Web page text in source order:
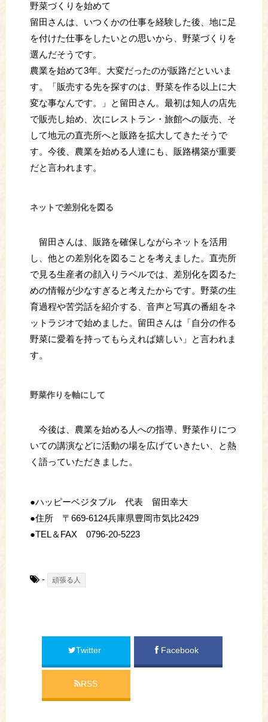
野菜づくりを始めて
留田さんは、いつくかの仕事を経験した後、地に足
を付けた仕事をしたいとの思いから、野菜づくりを
選んだそうです。
農業を始めて3年。大変だったのが販路だといいま
す。「販売する先を探すのは、野菜を作る以上に大
変な事なんです。」と留田さん。最初は知人の店先
で販売し始め、次にレストラン・旅館への販売、そ
して地元の直売所へと販路を拡大してきたそうで
す。今後、農業を始める人達にも、販路構築が重要
だと言われます。
ネットで差別化を図る
留田さんは、販路を確保しながらネットを活用
し、他との差別化を図ることを考えました。直売所
で見る生産者の顔入りラベルでは、差別化を図るた
めの情報が少なすぎると考えたからです。野菜の生
育過程や苦労話を紹介する、音声と写真の番組をネ
ットラジオで始めました。留田さんは「自分の作る
野菜に愛着を持ってもらえれば嬉しい」と言われま
す。
野菜作りを軸にして
今後は、農業を始める人への指導、野菜作りにつ
いての講演などに活動の場を広げていきたい、と熱
く語っていただきました。
●ハッピーベジタブル 代表 留田幸大
●住所 〒669-6124兵庫県豊岡市気比2429
●TEL＆FAX 0796-20-5223
- 頑張る人
Twitter Facebook
RSS